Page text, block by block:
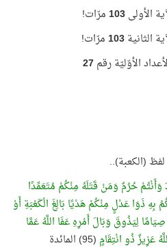
الأولى103مرّات!
الثانية103مرّات!
27
(الكعبة)..
وَأَنْتُمْ حُرُمٌ وَمَنْ قَتَلَهُ مِنْكُمْ مُتَعَمِّدًا
ذَوَا عَدْلٍ مِنْكُمْ هَدْيًا بَالِغَ الْكَعْبَةِ أَوْ
لِيَذُوقَ وَبَالَ أَمْرِهِ عَفَا اللَّهُ عَمَّا
عَزِيزٌ ذُو انْتِقَامٍ (95) المائدة